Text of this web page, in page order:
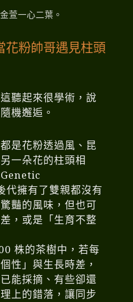
萱一心二葉。
花粉帥哥遇見柱頭
聽起來很學術，說
機邂逅。
是花粉透過風、昆
一朵花的柱頭相
擁有了雙親都沒有
豔的風味，但也可
，或是「生育不整
株的茶樹中，若每
性」與生長時差，
能採摘、有些卻還
上的錯落，讓同步